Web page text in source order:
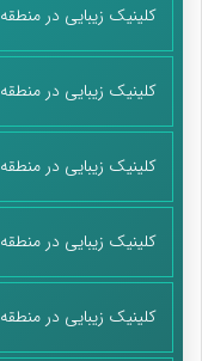
کلینیک زیبایی در منطقه 12
کلینیک زیبایی در منطقه 13
کلینیک زیبایی در منطقه 14
کلینیک زیبایی در منطقه 15
کلینیک زیبایی در منطقه 16